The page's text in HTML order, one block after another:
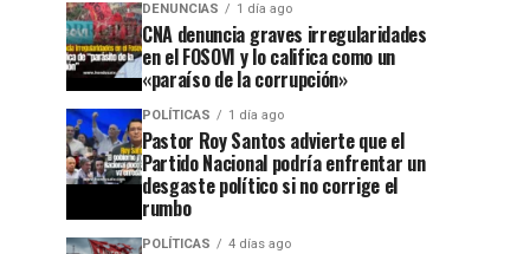
DENUNCIAS 1 día ago
CNA denuncia graves irregularidades
en el FOSOVI y lo califica como un
«paraíso de la corrupción»
POLÍTICAS 1 día ago
Pastor Roy Santos advierte que el
Partido Nacional podría enfrentar un
desgaste político si no corrige el
rumbo
POLÍTICAS 4 días ago